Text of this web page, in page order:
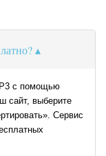
с помощью
сайт, выберите
Сервис